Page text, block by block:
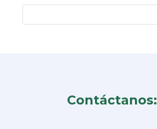
Contáctanos: